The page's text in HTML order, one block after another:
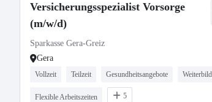
Versicherungsspezialist Vorsorge
(m/w/d)
Sparkasse Gera-Greiz
Gera
Vollzeit Teilzeit Gesundheitsangebote
Flexible Arbeitszeiten 5